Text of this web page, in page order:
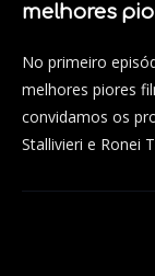
melhores
No primeiro
melhores piores
convidamos os
Stallivieri e Ronei